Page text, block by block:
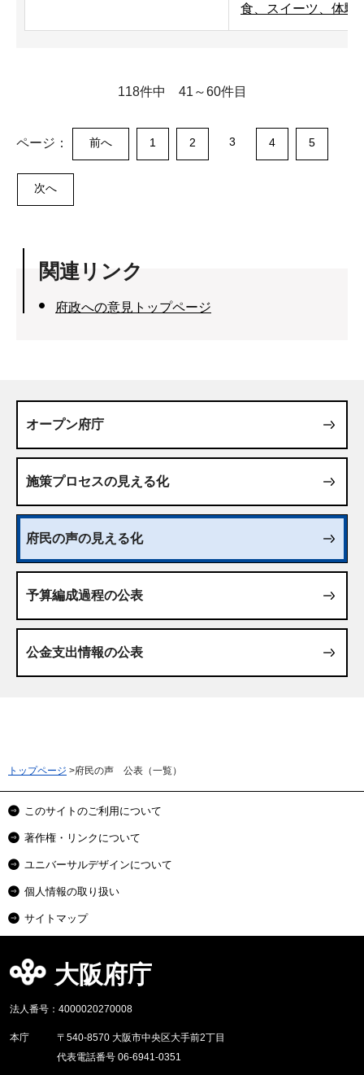
食、スイーツ、体験
118件中 41～60件目
ページ： 前へ 1 2 3 4 5
次へ
関連リンク
府政への意見トップページ
オープン府庁
施策プロセスの見える化
府民の声の見える化
予算編成過程の公表
公金支出情報の公表
トップページ >府民の声 公表（一覧）
このサイトのご利用について
著作権・リンクについて
ユニバーサルデザインについて
個人情報の取り扱い
サイトマップ
大阪府庁
法人番号：4000020270008
本庁
〒540-8570 大阪市中央区大手前2丁目
代表電話番号 06-6941-0351